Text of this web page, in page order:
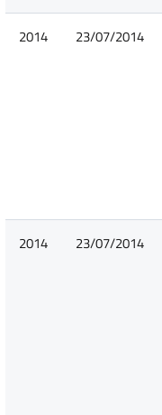
2014 23/07/2014
2014 23/07/2014